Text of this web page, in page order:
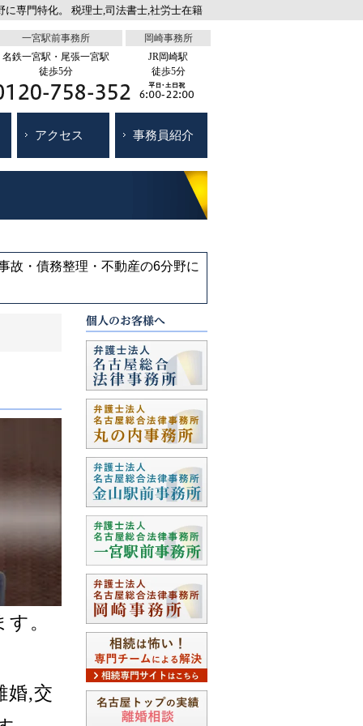
専門特化。 税理士,司法書士,社労士在籍
一宮駅前事務所
名鉄一宮駅・尾張一宮駅
徒歩5分
岡崎事務所
JR岡崎駅
徒歩5分
アクセス 事務員紹介
故・債務整理・不動産の6分野に
。
婚,交